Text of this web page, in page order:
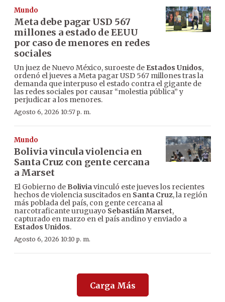
Mundo
Meta debe pagar USD 567
millones a estado de EEUU
por caso de menores en redes
sociales
Un juez de Nuevo México, suroeste de Estados Unidos,
ordenó el jueves a Meta pagar USD 567 millones tras la
demanda que interpuso el estado contra el gigante de
las redes sociales por causar “molestia pública” y
perjudicar a los menores.
Agosto 6, 2026 10:57 p. m.
Mundo
Bolivia vincula violencia en
Santa Cruz con gente cercana
a Marset
El Gobierno de Boliviavinculó este jueves los recientes
hechos de violencia suscitados en Santa Cruz, la región
más poblada del país, con gente cercana al
narcotraficante uruguayo Sebastián Marset,
capturado en marzo en el país andino y enviado a
Estados Unidos.
Agosto 6, 2026 10:10 p. m.
Carga Más